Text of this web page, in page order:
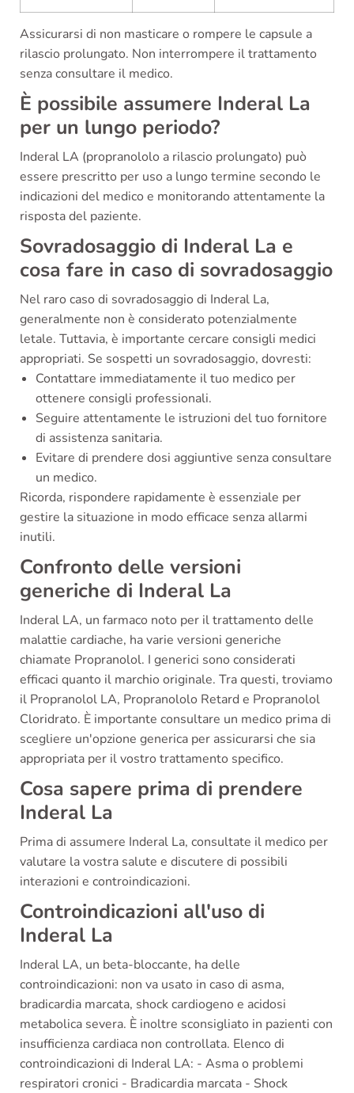
Assicurarsi di non masticare o rompere le capsule a
rilascio prolungato. Non interrompere il trattamento
senza consultare il medico.
È possibile assumere Inderal La
per un lungo periodo?
Inderal LA (propranololo a rilascio prolungato) può
essere prescritto per uso a lungo termine secondo le
indicazioni del medico e monitorando attentamente la
risposta del paziente.
Sovradosaggio di Inderal La e
cosa fare in caso di sovradosaggio
Nel raro caso di sovradosaggio di Inderal La,
generalmente non è considerato potenzialmente
letale. Tuttavia, è importante cercare consigli medici
appropriati. Se sospetti un sovradosaggio, dovresti:
Contattare immediatamente il tuo medico per
ottenere consigli professionali.
Seguire attentamente le istruzioni del tuo fornitore
di assistenza sanitaria.
Evitare di prendere dosi aggiuntive senza consultare
un medico.
Ricorda, rispondere rapidamente è essenziale per
gestire la situazione in modo efficace senza allarmi
inutili.
Confronto delle versioni
generiche di Inderal La
Inderal LA, un farmaco noto per il trattamento delle
malattie cardiache, ha varie versioni generiche
chiamate Propranolol. I generici sono considerati
efficaci quanto il marchio originale. Tra questi, troviamo
il Propranolol LA, Propranololo Retard e Propranolol
Cloridrato. È importante consultare un medico prima di
scegliere un'opzione generica per assicurarsi che sia
appropriata per il vostro trattamento specifico.
Cosa sapere prima di prendere
Inderal La
Prima di assumere Inderal La, consultate il medico per
valutare la vostra salute e discutere di possibili
interazioni e controindicazioni.
Controindicazioni all'uso di
Inderal La
Inderal LA, un beta-bloccante, ha delle
controindicazioni: non va usato in caso di asma,
bradicardia marcata, shock cardiogeno e acidosi
metabolica severa. È inoltre sconsigliato in pazienti con
insufficienza cardiaca non controllata. Elenco di
controindicazioni di Inderal LA: - Asma o problemi
respiratori cronici - Bradicardia marcata - Shock